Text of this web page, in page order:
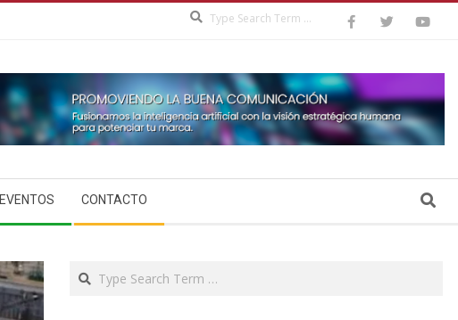
EVENTOS CONTACTO Search
Search